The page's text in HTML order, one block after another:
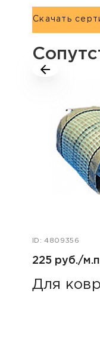
Скачать
ID: 4809356
225 руб./
Для